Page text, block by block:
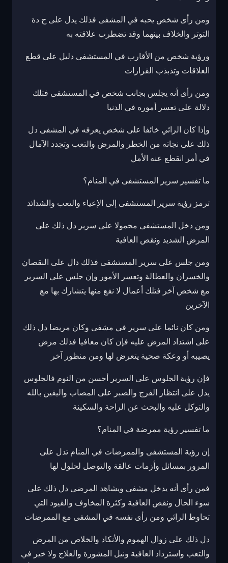
ومن رأى شخص يحبه في المشفى فذلك يدل على ح دة
التوتر والخلاف بينهما وقد تضطرب علاقته به
ورؤية شخص من الأقارب في المستشفى دليل على قطع
العلاقات وتذبذب القرارات
ومن رأى أنه يجلس بجانب شخص في المستشفى فتلك
دلالة على تعسر أموره في الدنيا
وإذا كان الرائي خائفا على شخص يعرفه في المشفى دل
ذلك على نجاته من الخطر والمرض والتعب وتجدد الآمال
في أمر انقطع عنه الأمل
ما تفسير سرير المستشفى في المنام؟
ترمز رؤية سرير المستشفى إلى الإعياء والتعب والشدائد
ومن دخل المستشفى محمولا على سرير دل ذلك على
المرض الشديد ونقص العافية
ومن جلس على سرير المستشفى فذلك دال على النقصان
والخسران والعطالة وتعسر الأمور وإن جلس على السرير
مع شخص آخر فتلك أعمال لا نفع منها يتشارك بها مع
الآخرين
ومن كان نائما على سرير في مشفى وكان مريضا دل ذلك
على اشتداد المرض عليه فإن كان معافيا فذلك مرض
يصيبه أو وعكة صحية يتعرض لها ومن منظور آخر
فإن رؤية الجلوس على السرير أحسن من النوم فالجلوس
يدل على انتظار الفرج والصبر على المصاب واليقين بالله
والتوكل عليه والبحث عن الراحة والسكينة
ما تفسير رؤية ممرضة في المنام؟
إن رؤية المستشفى والممرضات في المنام تدل على
المرور بمسائل وأزمات عالقة والتوصل لحلول لها
فمن رأى أنه يدخل مشفى ويشاهد المرضى دل ذلك على
سوء الحال ونقص العافية وكثرة المخاوف والقيود التي
تحاوط الرائي ومن رأى نفسه في المشفى مع الممرضات
دل ذلك على زوال الهموم والأنكاد والخلاص من المرض
والتعب واسترداد العافية ونيل المشورة والعلاج ولا خير في